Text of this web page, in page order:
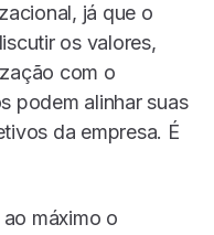
já que o
os valores,
com o
podem alinhar suas
da empresa. É
máximo o